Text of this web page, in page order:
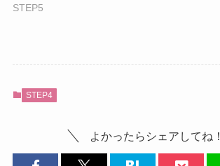
STEP5
STEP4
よかったらシェアしてね！